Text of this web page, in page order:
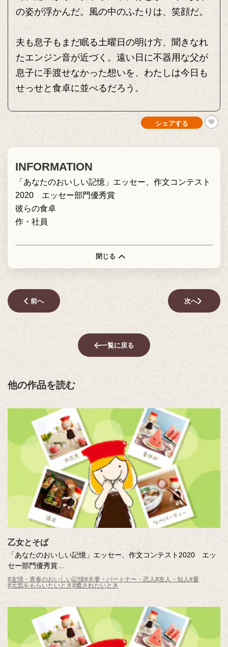
の姿が浮かんだ。風の中のふたりは、笑顔だ。
夫も息子もまだ眠る土曜日の明け方、聞きなれ
たエンジン音が近づく。遠い日に不器用な父が
息子に手渡せなかった想いを、わたしは今日も
せっせと食卓に並べるだろう。
シェアする
INFORMATION
「あなたのおいしい記憶」エッセー、作文コンテスト
2020 エッセー部門優秀賞
彼らの食卓
作・社員
閉じる
前へ 次へ
一覧に戻る
他の作品を読む
乙女とそば
「あなたのおいしい記憶」エッセー、作文コンテスト2020 エッ
セー部門優秀賞
乙女とそば
作・社員
#友情・青春のおいしい記憶#夫妻・パートナー・恋人#友人・知人#夏
#元気をもらいたいとき#癒されたいとき